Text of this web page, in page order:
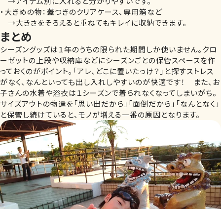
・大きめの物：蓋つきのクリアケース、専用箱など
→大きさをそろえると重ねてもキレイに収納できます。
まとめ
シーズングッズは１年のうちの限られた期間しか使いません。クロ
ーゼットの上段や収納庫などにシーズンごとの保管スペースを作
っておくのがポイント。「アレ、どこに置いたっけ？」と探すストレス
がなく、なんといっても出し入れしやすいのが快適です！ また、お
子さんの水着や浴衣は１シーズンで着られなくなってしまいがち。
サイズアウトの物達を「思い出だから」「面倒だから」「なんとなく」
と保管し続けていると、モノが増える一番の原因となります。